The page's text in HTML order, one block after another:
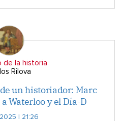
de la historia
Rilova
un historiador: Marc
Waterloo y el Día-D
| 21:26